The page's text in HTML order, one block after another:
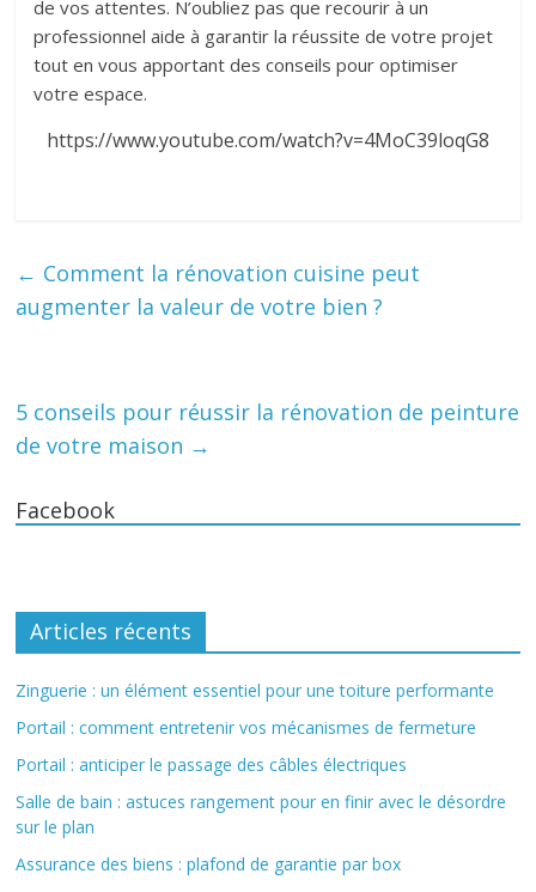
de vos attentes. N’oubliez pas que recourir à un
professionnel aide à garantir la réussite de votre projet
tout en vous apportant des conseils pour optimiser
votre espace.
https://www.youtube.com/watch?v=4MoC39loqG8
← Comment la rénovation cuisine peut
augmenter la valeur de votre bien ?
5 conseils pour réussir la rénovation de peinture
de votre maison →
Facebook
Articles récents
Zinguerie : un élément essentiel pour une toiture performante
Portail : comment entretenir vos mécanismes de fermeture
Portail : anticiper le passage des câbles électriques
Salle de bain : astuces rangement pour en finir avec le désordre
sur le plan
Assurance des biens : plafond de garantie par box